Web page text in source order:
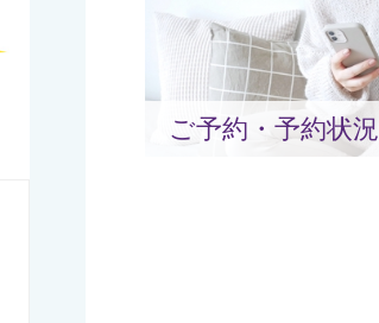
ご予約・予約状況